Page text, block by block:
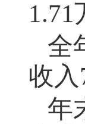
1.71
全
收入
年